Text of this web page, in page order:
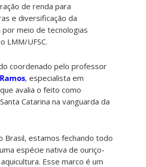
de renda para
e diversificação da
por meio de tecnologias
LMM/UFSC.
coordenado pelo professor
, especialista em
avalia o feito como
Catarina na vanguarda da
Brasil, estamos fechando todo
espécie nativa de ouriço-
Esse marco é um